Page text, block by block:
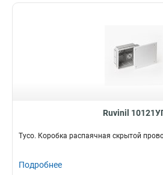
Ruvinil
Тусо. Коробка распаячная скрытой
Подробнее